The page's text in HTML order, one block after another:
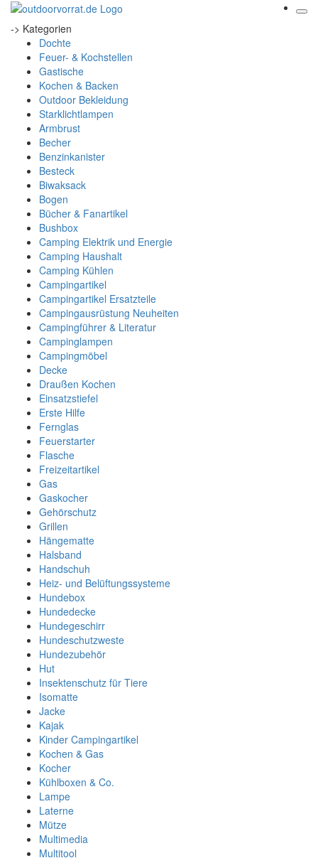
-> Kategorien
Dochte
Feuer- & Kochstellen
Gastische
Kochen & Backen
Outdoor Bekleidung
Starklichtlampen
Armbrust
Becher
Benzinkanister
Besteck
Biwaksack
Bogen
Bücher & Fanartikel
Bushbox
Camping Elektrik und Energie
Camping Haushalt
Camping Kühlen
Campingartikel
Campingartikel Ersatzteile
Campingausrüstung Neuheiten
Campingführer & Literatur
Campinglampen
Campingmöbel
Decke
Draußen Kochen
Einsatzstiefel
Erste Hilfe
Fernglas
Feuerstarter
Flasche
Freizeitartikel
Gas
Gaskocher
Gehörschutz
Grillen
Hängematte
Halsband
Handschuh
Heiz- und Belüftungssysteme
Hundebox
Hundedecke
Hundegeschirr
Hundeschutzweste
Hundezubehör
Hut
Insektenschutz für Tiere
Isomatte
Jacke
Kajak
Kinder Campingartikel
Kochen & Gas
Kocher
Kühlboxen & Co.
Lampe
Laterne
Mütze
Multimedia
Multitool